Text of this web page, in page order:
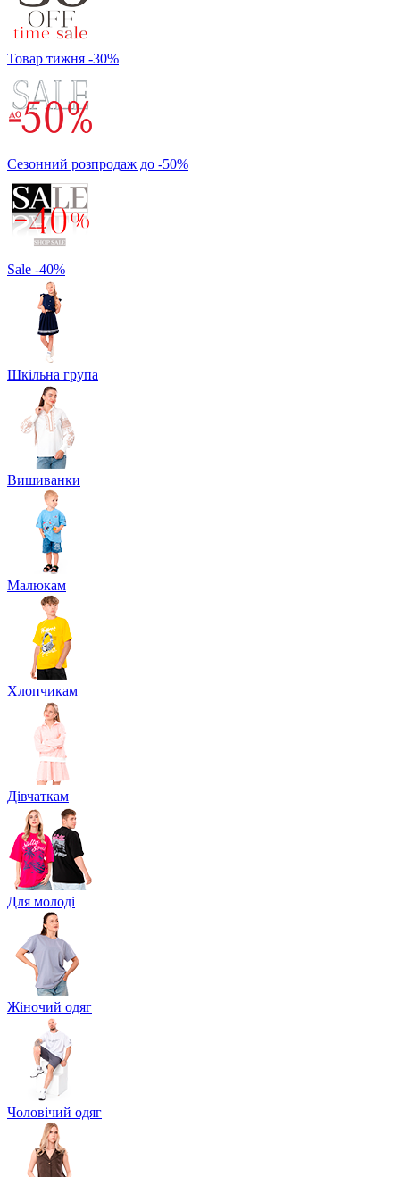
Товар тижня -30%
Сезонний розпродаж до -50%
Sale -40%
Шкільна група
Вишиванки
Малюкам
Хлопчикам
Дівчаткам
Для молоді
Жіночий одяг
Чоловічий одяг